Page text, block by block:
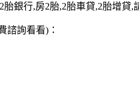
銀行,房2胎,2胎車貸,2胎增貸,
諮詢看看)：